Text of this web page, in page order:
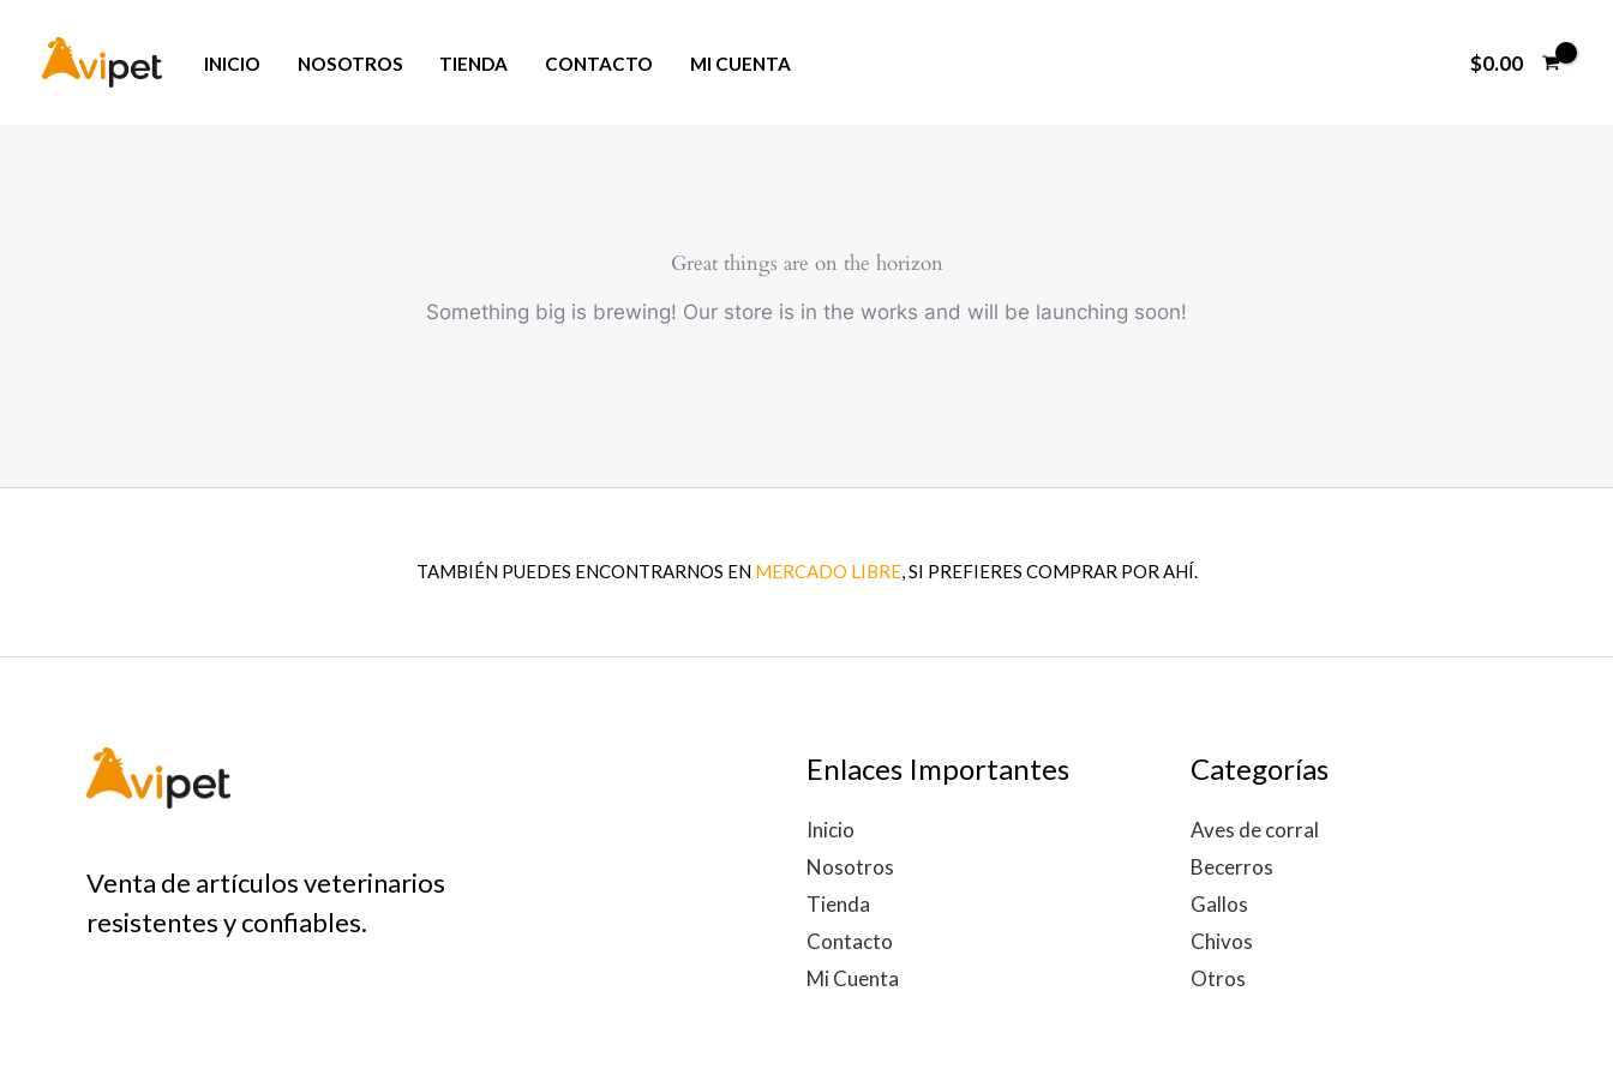
INICIO NOSOTROS TIENDA CONTACTO MI CUENTA $0.00
Great things are on the horizon
Something big is brewing! Our store is in the works and will be launching soon!
TAMBIÉN PUEDES ENCONTRARNOS EN MERCADO LIBRE, SI PREFIERES COMPRAR POR AHÍ.
Venta de artículos veterinarios
resistentes y confiables.
Enlaces Importantes
Inicio
Nosotros
Tienda
Contacto
Mi Cuenta
Categorías
Aves de corral
Becerros
Gallos
Chivos
Otros